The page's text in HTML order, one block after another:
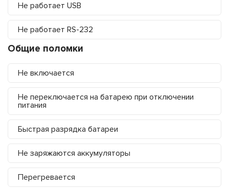
Не работает USB
Не работает RS-232
Общие поломки
Не включается
Не переключается на батарею при отключении
питания
Быстрая разрядка батареи
Не заряжаются аккумуляторы
Перегревается